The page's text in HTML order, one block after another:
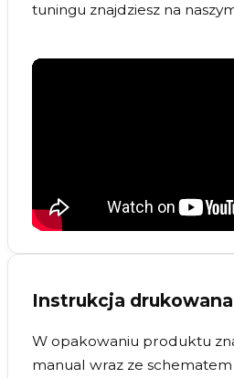
tuningu znajdziesz na
Instrukcja drukowana
W opakowaniu produktu
manual wraz ze schematem